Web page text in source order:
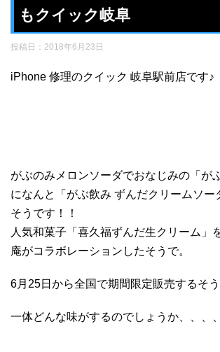
もクイック岐阜
投稿日： 2018年6月23日
iPhone 修理のクイック 岐阜駅前店です♪
がぶのみメロンソーダでおなじみの「が
になんと「がぶ飲み ずんだクリームソー
そうです！！
人気和菓子「喜久福ずんだ生クリーム」
庵がコラボレーションしたそうで。
6月25日から全国で期間限定販売するそう
一体どんな味がするのでしょうか、、、